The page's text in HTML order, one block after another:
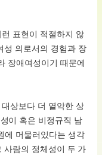
표현이 적절하지 않
성 의로서의 경험과 장
장애여성이기 때문에
상보다 더 열악한 상
이 혹은 비정규직 남
에 머물러있다는 생각
사람의 정체성이 두 가